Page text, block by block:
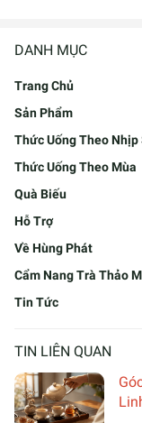
DANH MỤC
Trang Chủ
Sản Phẩm
Thức Uống Theo Nhịp
Thức Uống Theo Mùa
Quà Biếu
Hỗ Trợ
Về Hùng Phát
Cẩm Nang Trà Thảo
Tin Tức
TIN LIÊN QUAN